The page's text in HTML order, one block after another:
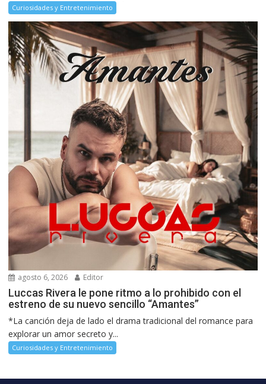
Curiosidades y Entretenimiento
agosto 6, 2026 Editor
Luccas Rivera le pone ritmo a lo prohibido con el
estreno de su nuevo sencillo “Amantes”
*La canción deja de lado el drama tradicional del romance para
explorar un amor secreto y...
Curiosidades y Entretenimiento